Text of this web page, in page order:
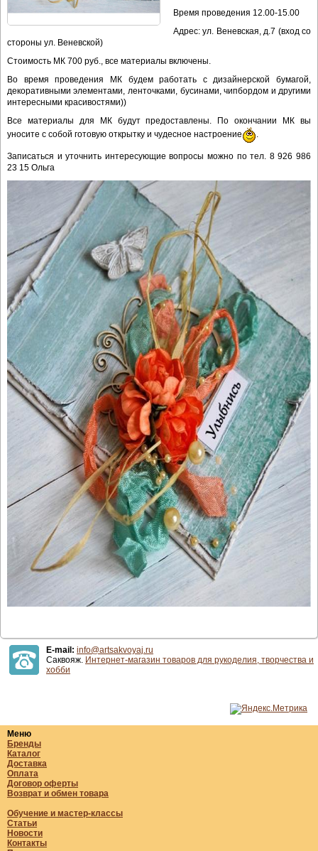
Время проведения 12.00-15.00
Адрес: ул. Веневская, д.7 (вход со
стороны ул. Веневской)
Стоимость МК 700 руб., все материалы включены.
Во время проведения МК будем работать с дизайнерской бумагой,
декоративными элементами, ленточками, бусинами, чипбордом и другими
интересными красивостями))
Все материалы для МК будут предоставлены. По окончании МК вы
уносите с собой готовую открытку и чудесное настроение
Записаться и уточнить интересующие вопросы можно по тел. 8 926 986
23 15 Ольга
E-mail: info@artsakvoyaj.ru
Саквояж. Интернет-магазин товаров для рукоделия, творчества и
хобби
Меню
Бренды
Каталог
Доставка
Оплата
Договор оферты
Возврат и обмен товара
Обучение и мастер-классы
Статьи
Новости
Контакты